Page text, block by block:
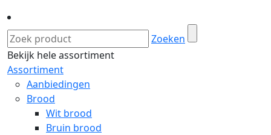
Zoeken
Bekijk hele assortiment
Assortiment
Aanbiedingen
Brood
Wit brood
Bruin brood